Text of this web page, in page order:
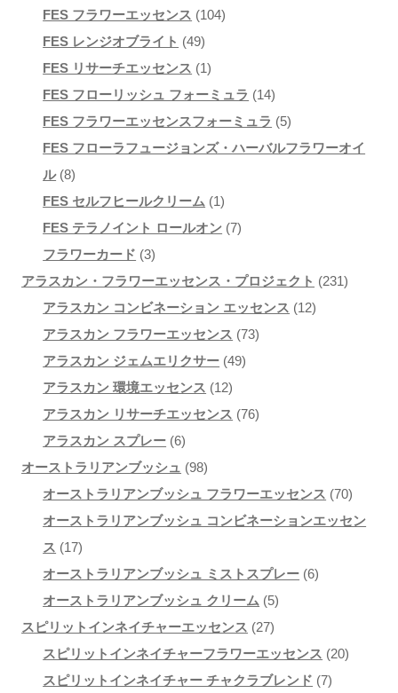
の
商
品
品
FES フラワーエッセンス 104104
商
品
FES レンジオブライト 4949
個
の
商
品
FES リサーチエッセンス 11
個
の
商
FES フローリッシュ フォーミュラ 1414
個
の
FES フラワーエッセンスフォーミュラ 55
個
FES フローラフュージョンズ・ハーバルフラワーオイ
ル 88
個
の
商
品
FES セルフヒールクリーム 11
個
商
品
FES テラノイント ロールオン 77
の
商
品
フラワーカード 33
個
の
商
品
アラスカン・フラワーエッセンス・プロジェクト 231231
アラスカン コンビネーション エッセンス 1212
アラスカン フラワーエッセンス 7373
商
アラスカン ジェムエリクサー 4949
の
アラスカン 環境エッセンス 1212
個
品
アラスカン リサーチエッセンス 7676
商
品
アラスカン スプレー 66
個
の
商
オーストラリアンブッシュ 9898
個
の
品
オーストラリアンブッシュ フラワーエッセンス 7070
個
オーストラリアンブッシュ コンビネーションエッセン
ス
1717
個
の
商
品
オーストラリアンブッシュ ミストスプレー 66
商
品
オーストラリアンブッシュ クリーム 55
の
商
スピリットインネイチャーエッセンス 2727
個
の
スピリットインネイチャーフラワーエッセンス 2020
スピリットインネイチャー チャクラブレンド 77